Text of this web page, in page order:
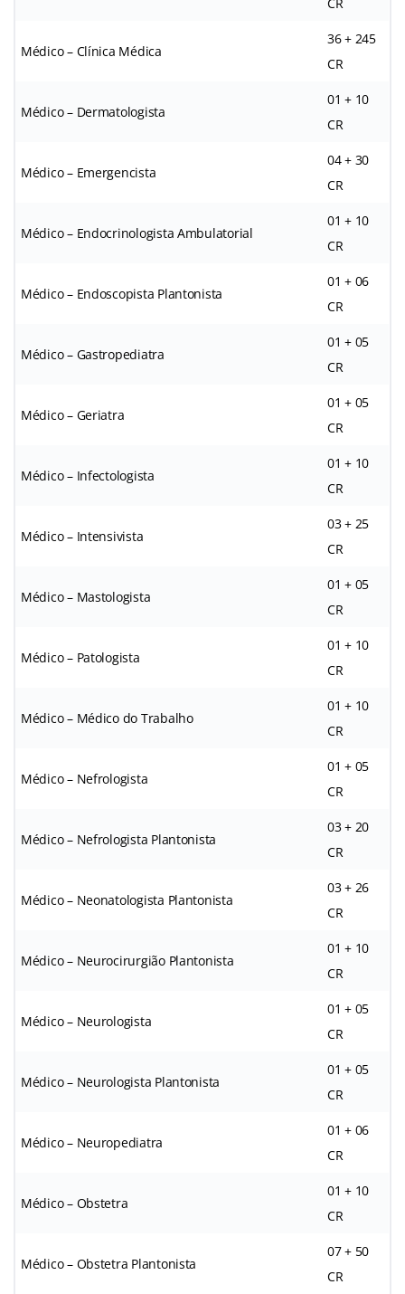
Médico – Clínica Médica
36 + 245
CR
Médico – Dermatologista
01 + 10
CR
Médico – Emergencista
04 + 30
CR
Médico – Endocrinologista Ambulatorial
01 + 10
CR
Médico – Endoscopista Plantonista
01 + 06
CR
Médico – Gastropediatra
01 + 05
CR
Médico – Geriatra
01 + 05
CR
Médico – Infectologista
01 + 10
CR
Médico – Intensivista
03 + 25
CR
Médico – Mastologista
01 + 05
CR
Médico – Patologista
01 + 10
CR
Médico – Médico do Trabalho
01 + 10
CR
Médico – Nefrologista
01 + 05
CR
Médico – Nefrologista Plantonista
03 + 20
CR
Médico – Neonatologista Plantonista
03 + 26
CR
Médico – Neurocirurgião Plantonista
01 + 10
CR
Médico – Neurologista
01 + 05
CR
Médico – Neurologista Plantonista
01 + 05
CR
Médico – Neuropediatra
01 + 06
CR
Médico – Obstetra
01 + 10
CR
Médico – Obstetra Plantonista
07 + 50
CR